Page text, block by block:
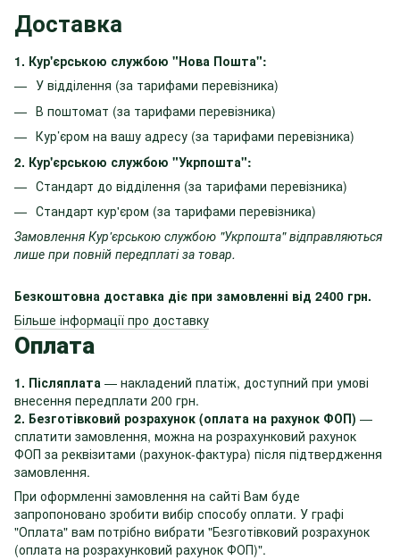
Доставка
1. Кур'єрською службою "Нова Пошта":
У відділення (за тарифами перевізника)
В поштомат (за тарифами перевізника)
Кур’єром на вашу адресу (за тарифами перевізника)
2. Кур'єрською службою "Укрпошта":
Стандарт до відділення (за тарифами перевізника)
Стандарт кур'єром (за тарифами перевізника)
Замовлення Кур'єрською службою "Укрпошта" відправляються
лише при повній передплаті за товар.
Безкоштовна доставка діє при замовленні від 2400 грн.
Більше інформації про доставку
Оплата
1. Післяплата — накладений платіж, доступний при умові
внесення передплати 200 грн.
2. Безготівковий розрахунок (оплата на рахунок ФОП) —
сплатити замовлення, можна на розрахунковий рахунок
ФОП за реквізитами (рахунок-фактура) після підтвердження
замовлення.
При оформленні замовлення на сайті Вам буде
запропоновано зробити вибір способу оплати. У графі
"Оплата" вам потрібно вибрати "Безготівковий розрахунок
(оплата на розрахунковий рахунок ФОП)".